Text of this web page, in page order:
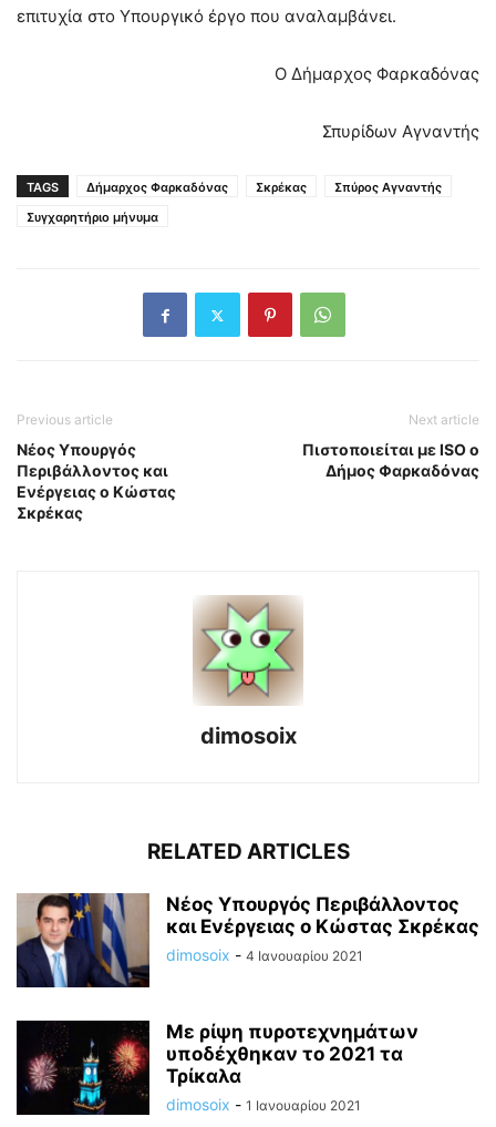
επιτυχία στο Υπουργικό έργο που αναλαμβάνει.
Ο Δήμαρχος Φαρκαδόνας
Σπυρίδων Αγναντής
TAGS Δήμαρχος Φαρκαδόνας Σκρέκας
Σπύρος Αγναντής
Συγχαρητήριο μήνυμα
Previous article
Νέος Υπουργός
Περιβάλλοντος και
Ενέργειας ο Κώστας
Σκρέκας
Next article
Πιστοποιείται με ISO ο
Δήμος Φαρκαδόνας
dimosoix
RELATED ARTICLES
Νέος Υπουργός Περιβάλλοντος
και Ενέργειας ο Κώστας Σκρέκας
dimosoix - 4 Ιανουαρίου 2021
Με ρίψη πυροτεχνημάτων
υποδέχθηκαν το 2021 τα
Τρίκαλα
dimosoix - 1 Ιανουαρίου 2021